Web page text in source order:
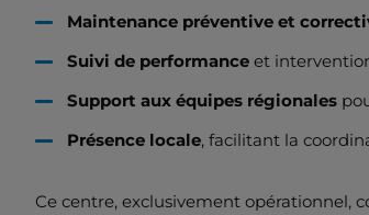
Maintenance préventive et
Suivi de performanceet
Support aux équipes régionales
Présence locale, facilitant la
Ce centre, exclusivement opérationnel,